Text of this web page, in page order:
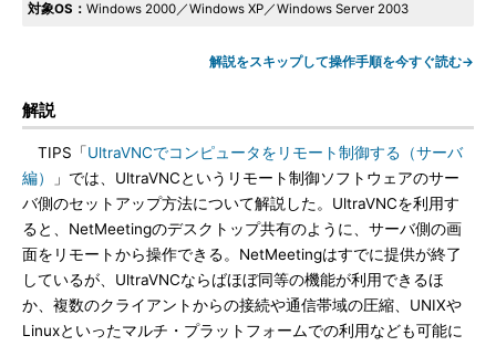
対象OS： Windows 2000／Windows XP／Windows Server 2003
解説をスキップして操作手順を今すぐ読む→
解説
TIPS「UltraVNCでコンピュータをリモート制御する（サーバ
編）
」では、UltraVNCというリモート制御ソフトウェアのサー
バ側のセットアップ方法について解説した。UltraVNCを利用す
ると、NetMeetingのデスクトップ共有のように、サーバ側の画
面をリモートから操作できる。NetMeetingはすでに提供が終了
しているが、UltraVNCならばほぼ同等の機能が利用できるほ
か、複数のクライアントからの接続や通信帯域の圧縮、UNIXや
Linuxといったマルチ・プラットフォームでの利用なども可能に